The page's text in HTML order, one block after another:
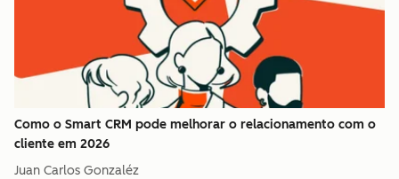
Como o Smart CRM pode melhorar o relacionamento com o
cliente em 2026
Juan Carlos Gonzaléz